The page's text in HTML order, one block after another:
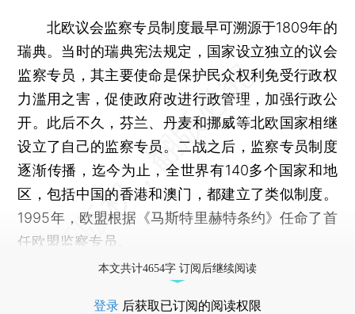
北欧议会监察专员制度最早可溯源于1809年的
瑞典。当时的瑞典宪法规定，国家设立独立的议会
监察专员，其主要使命是保护民众权利免受行政权
力滥用之害，促使政府改进行政管理，加强行政公
开。此后不久，芬兰、丹麦和挪威等北欧国家相继
设立了自己的监察专员。二战之后，监察专员制度
逐渐传播，迄今为止，全世界有140多个国家和地
区，包括中国的香港和澳门，都建立了类似制度。
1995年，欧盟根据《马斯特里赫特条约》任命了首
任欧盟监察专员。
本文共计4654字 订阅后继续阅读
登录 后获取已订阅的阅读权限